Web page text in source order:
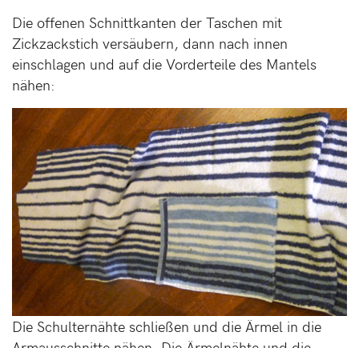
Die offenen Schnittkanten der Taschen mit
Zickzackstich versäubern, dann nach innen
einschlagen und auf die Vorderteile des Mantels
nähen:
Die Schulternähte schließen und die Ärmel in die